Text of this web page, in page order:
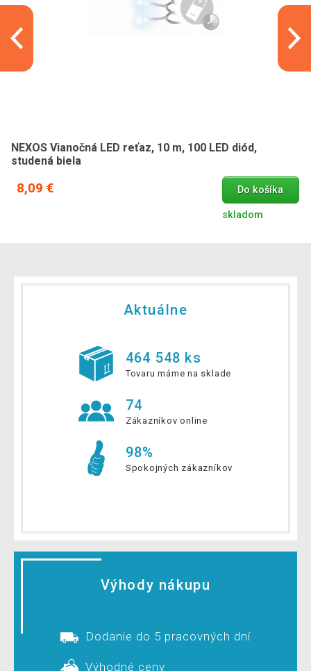
NEXOS Vianočná LED reťaz, 10 m, 100 LED diód,
studená biela
8,09 € Do košíka
skladom
Aktuálne
464 548 ks
Tovaru máme na sklade
74
Zákazníkov online
98%
Spokojných zákazníkov
Výhody nákupu
Dodanie do 5 pracovných dní
Výhodné ceny